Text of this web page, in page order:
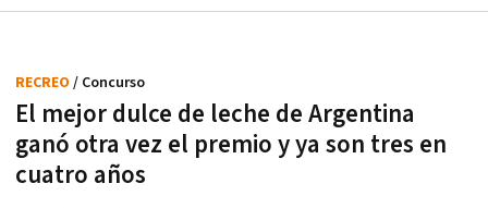
El mejor dulce de leche de Argentina
ganó otra vez el premio y ya son tres en
cuatro años
RECREO / Concurso